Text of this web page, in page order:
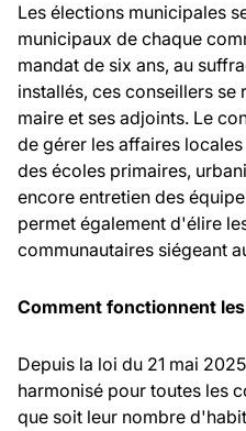
Les élections municipales
municipaux de chaque
mandat de six ans, au
installés, ces conseillers se
maire et ses adjoints. Le
de gérer les affaires
des écoles primaires,
encore entretien des
permet également d'élire
communautaires siégeant
Comment fonctionnent
Depuis la loi du 21 mai
harmonisé pour toutes les
que soit leur nombre